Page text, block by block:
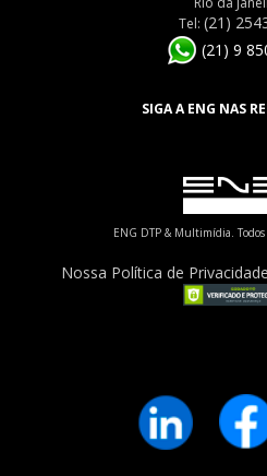
Tel: (21)
(21) 9
SIGA A ENG NAS
ENG DTP & Multimídia. Todos
Nossa Política de